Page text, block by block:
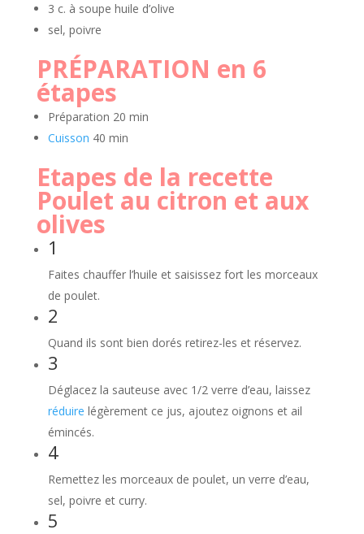
3 c. à soupe huile d’olive
sel, poivre
PRÉPARATION en 6
étapes
Préparation 20 min
Cuisson 40 min
Etapes de la recette
Poulet au citron et aux
olives
1
Faites chauffer l’huile et saisissez fort les morceaux
de poulet.
2
Quand ils sont bien dorés retirez-les et réservez.
3
Déglacez la sauteuse avec 1/2 verre d’eau, laissez
réduire légèrement ce jus, ajoutez oignons et ail
émincés.
4
Remettez les morceaux de poulet, un verre d’eau,
sel, poivre et curry.
5